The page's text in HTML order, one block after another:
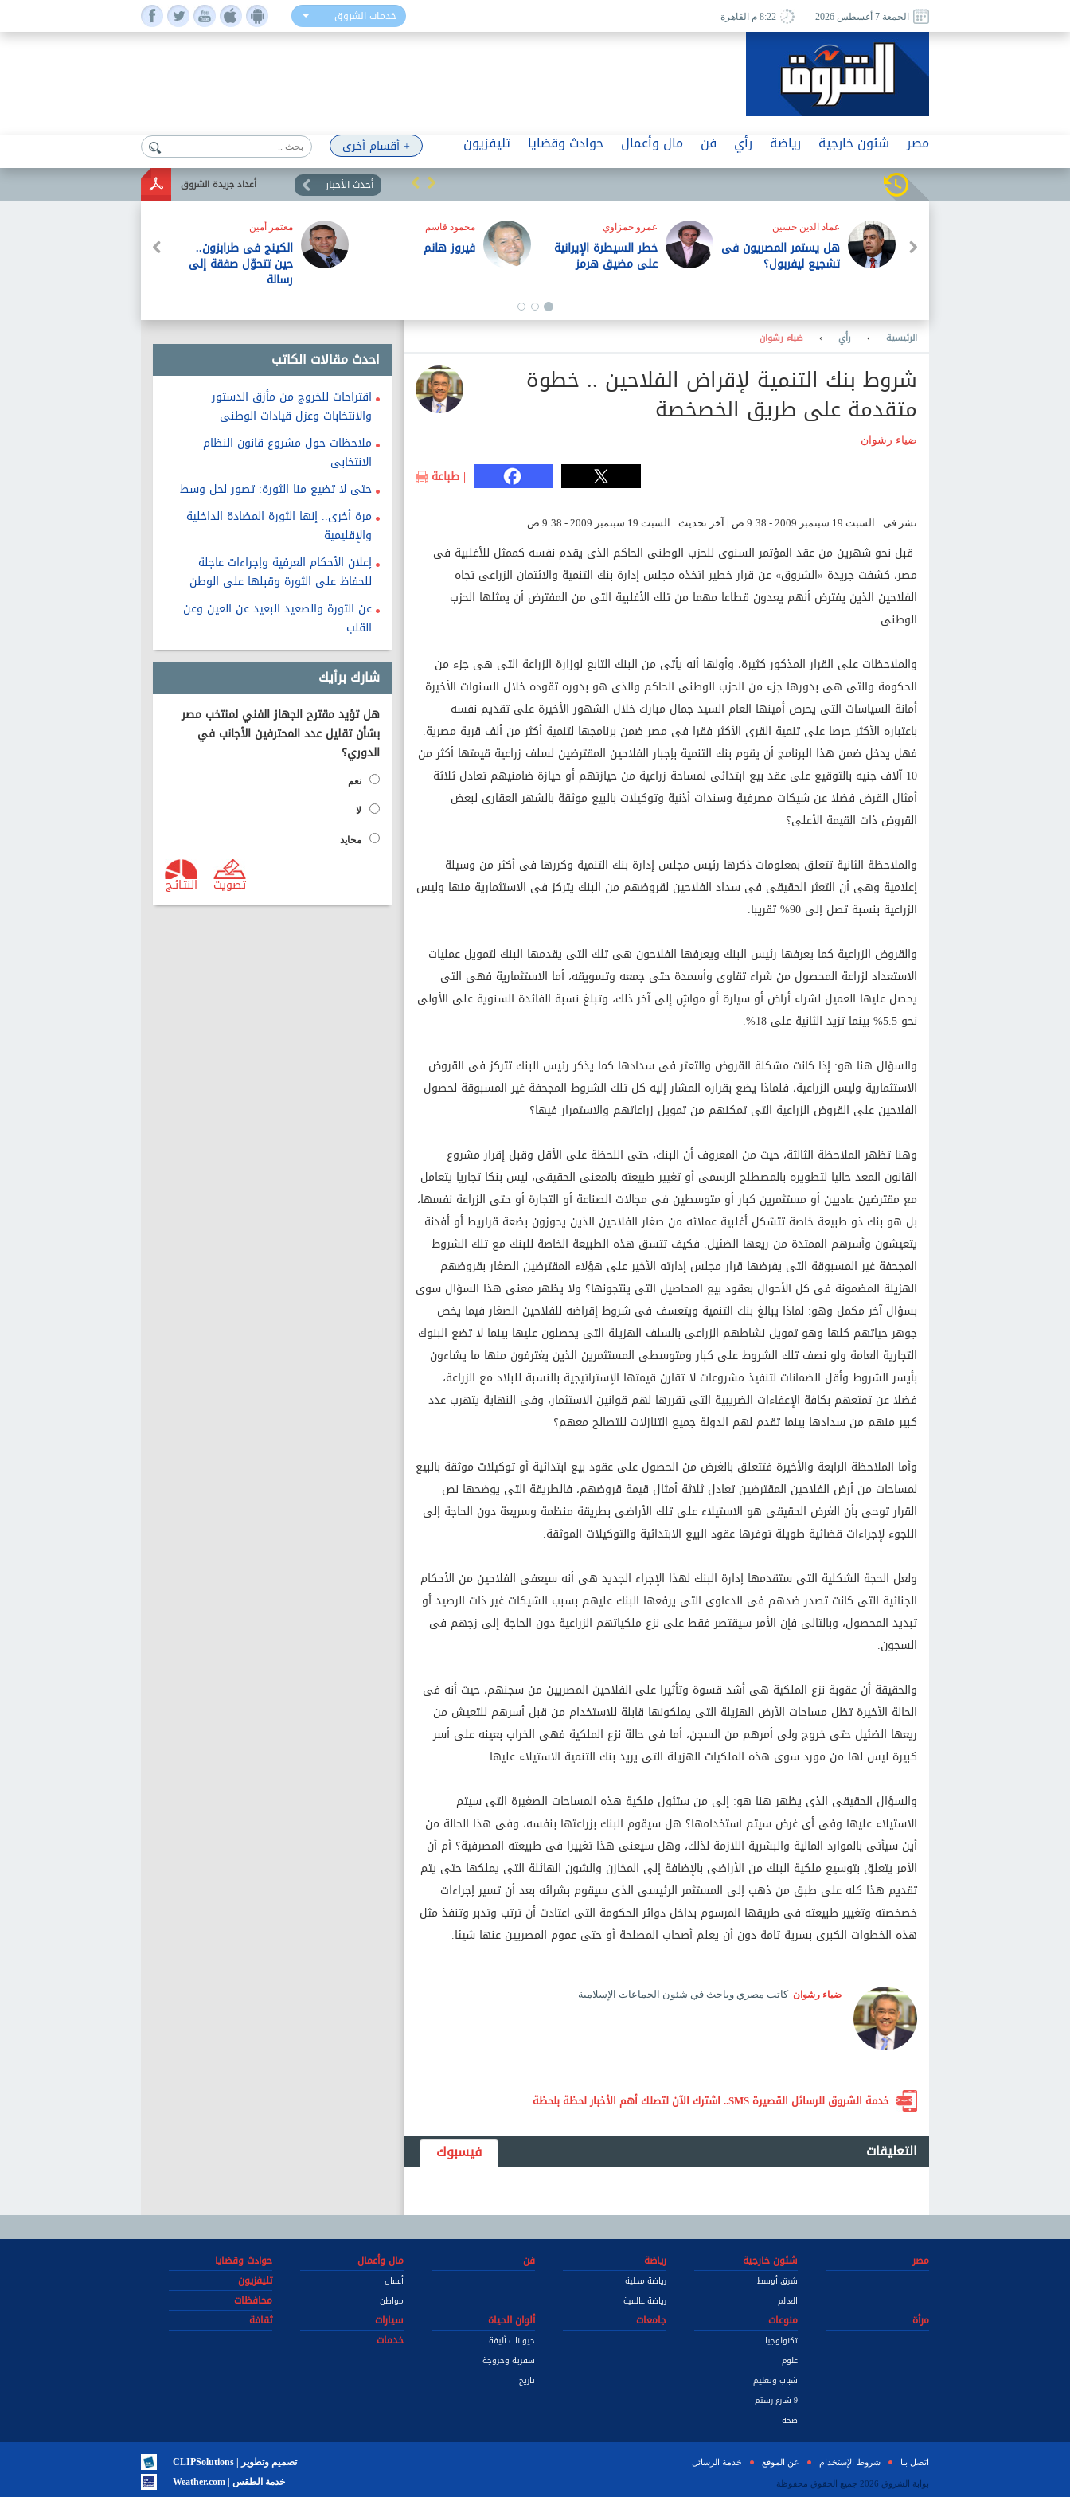
خدمات الشروق الجمعة 7 أغسطس 2026 8:22 م القاهرة
+ أقسام أخرى مصر شئون خارجية رياضة رأي فن مال وأعمال حوادث وقضايا تليفزيون
أعداد جريدة الشروق أحدث الأخبار
عماد الدين حسين
هل يستمر المصريون فى
تشجيع ليفربول؟
عمرو حمزاوي
خطر السيطرة الإيرانية
على مضيق هرمز
محمود قاسم
فيروز هانم
معتمر أمين
الكينج فى طرابزون..
حين تتحوّل صفقة إلى
رسالة
احدث مقالات الكاتب
اقتراحات للخروج من مأزق الدستور
والانتخابات وعزل قيادات الوطنى
ملاحظات حول مشروع قانون النظام
الانتخابى
حتى لا تضيع منا الثورة: تصور لحل وسط
مرة أخرى.. إنها الثورة المضادة الداخلية
والإقليمية
إعلان الأحكام العرفية وإجراءات عاجلة
للحفاظ على الثورة وقبلها على الوطن
عن الثورة والصعيد البعيد عن العين وعن
القلب
شارك برأيك
هل تؤيد مقترح الجهاز الفني لمنتخب مصر
بشأن تقليل عدد المحترفين الأجانب في
الدوري؟
نعم
لا
محايد
النتـائـج تصويت
الرئيسية › رأي › ضياء رشوان
شروط بنك التنمية لإقراض الفلاحين .. خطوة
متقدمة على طريق الخصخصة
ضياء رشوان
| طباعة
نشر فى : السبت 19 سبتمبر 2009 - 9:38 ص | آخر تحديث : السبت 19 سبتمبر 2009 - 9:38 ص
قبل نحو شهرين من عقد المؤتمر السنوى للحزب الوطنى الحاكم الذى يقدم نفسه كممثل للأغلبية فى
مصر، كشفت جريدة «الشروق» عن قرار خطير اتخذه مجلس إدارة بنك التنمية والائتمان الزراعى تجاه
الفلاحين الذين يفترض أنهم يعدون قطاعا مهما من تلك الأغلبية التى من المفترض أن يمثلها الحزب
الوطنى.
والملاحظات على القرار المذكور كثيرة، وأولها أنه يأتى من البنك التابع لوزارة الزراعة التى هى جزء من
الحكومة والتى هى بدورها جزء من الحزب الوطنى الحاكم والذى هو بدوره تقوده خلال السنوات الأخيرة
أمانة السياسات التى يحرص أمينها العام السيد جمال مبارك خلال الشهور الأخيرة على تقديم نفسه
باعتباره الأكثر حرصا على تنمية القرى الأكثر فقرا فى مصر ضمن برنامجها لتنمية أكثر من ألف قرية مصرية.
فهل يدخل ضمن هذا البرنامج أن يقوم بنك التنمية بإجبار الفلاحين المقترضين لسلف زراعية قيمتها أكثر من
10 آلاف جنيه بالتوقيع على عقد بيع ابتدائى لمساحة زراعية من حيازتهم أو حيازة ضامنيهم تعادل ثلاثة
أمثال القرض فضلا عن شيكات مصرفية وسندات أذنية وتوكيلات بالبيع موثقة بالشهر العقارى لبعض
القروض ذات القيمة الأعلى؟
والملاحظة الثانية تتعلق بمعلومات ذكرها رئيس مجلس إدارة بنك التنمية وكررها فى أكثر من وسيلة
إعلامية وهى أن التعثر الحقيقى فى سداد الفلاحين لقروضهم من البنك يتركز فى الاستثمارية منها وليس
الزراعية بنسبة تصل إلى 90% تقريبا.
والقروض الزراعية كما يعرفها رئيس البنك ويعرفها الفلاحون هى تلك التى يقدمها البنك لتمويل عمليات
الاستعداد لزراعة المحصول من شراء تقاوى وأسمدة حتى جمعه وتسويقه، أما الاستثمارية فهى التى
يحصل عليها العميل لشراء أراض أو سيارة أو مواشٍ إلى آخر ذلك، وتبلغ نسبة الفائدة السنوية على الأولى
نحو 5.5% بينما تزيد الثانية على 18%.
والسؤال هنا هو: إذا كانت مشكلة القروض والتعثر فى سدادها كما يذكر رئيس البنك تتركز فى القروض
الاستثمارية وليس الزراعية، فلماذا يضع بقراره المشار إليه كل تلك الشروط المجحفة غير المسبوقة لحصول
الفلاحين على القروض الزراعية التى تمكنهم من تمويل زراعاتهم والاستمرار فيها؟
وهنا تظهر الملاحظة الثالثة، حيث من المعروف أن البنك، حتى اللحظة على الأقل وقبل إقرار مشروع
القانون المعد حاليا لتطويره بالمصطلح الرسمى أو تغيير طبيعته بالمعنى الحقيقى، ليس بنكا تجاريا يتعامل
مع مقترضين عاديين أو مستثمرين كبار أو متوسطين فى مجالات الصناعة أو التجارة أو حتى الزراعة نفسها،
بل هو بنك ذو طبيعة خاصة تتشكل أغلبية عملائه من صغار الفلاحين الذين يحوزون بضعة قراريط أو أفدنة
يتعيشون وأسرهم الممتدة من ريعها الضئيل. فكيف تتسق هذه الطبيعة الخاصة للبنك مع تلك الشروط
المجحفة غير المسبوقة التى يفرضها قرار مجلس إدارته الأخير على هؤلاء المقترضين الصغار بقروضهم
الهزيلة المضمونة فى كل الأحوال بعقود بيع المحاصيل التى ينتجونها؟ ولا يظهر معنى هذا السؤال سوى
بسؤال آخر مكمل وهو: لماذا يبالغ بنك التنمية ويتعسف فى شروط إقراضه للفلاحين الصغار فيما يخص
جوهر حياتهم كلها وهو تمويل نشاطهم الزراعى بالسلف الهزيلة التى يحصلون عليها بينما لا تضع البنوك
التجارية العامة ولو نصف تلك الشروط على كبار ومتوسطى المستثمرين الذين يغترفون منها ما يشاءون
بأيسر الشروط وأقل الضمانات لتنفيذ مشروعات لا تقارن قيمتها الإستراتيجية بالنسبة للبلاد مع الزراعة،
فضلا عن تمتعهم بكافة الإعفاءات الضريبية التى تقررها لهم قوانين الاستثمار، وفى النهاية يتهرب عدد
كبير منهم من سدادها بينما تقدم لهم الدولة جميع التنازلات للتصالح معهم؟
وأما الملاحظة الرابعة والأخيرة فتتعلق بالغرض من الحصول على عقود بيع ابتدائية أو توكيلات موثقة بالبيع
لمساحات من أرض الفلاحين المقترضين تعادل ثلاثة أمثال قيمة قروضهم، فالطريقة التى يوضحها نص
القرار توحى بأن الغرض الحقيقى هو الاستيلاء على تلك الأراضى بطريقة منظمة وسريعة دون الحاجة إلى
اللجوء لإجراءات قضائية طويلة توفرها عقود البيع الابتدائية والتوكيلات الموثقة.
ولعل الحجة الشكلية التى ستقدمها إدارة البنك لهذا الإجراء الجديد هى أنه سيعفى الفلاحين من الأحكام
الجنائية التى كانت تصدر ضدهم فى الدعاوى التى يرفعها البنك عليهم بسبب الشيكات غير ذات الرصيد أو
تبديد المحصول، وبالتالى فإن الأمر سيقتصر فقط على نزع ملكياتهم الزراعية دون الحاجة إلى زجهم فى
السجون.
والحقيقة أن عقوبة نزع الملكية هى أشد قسوة وتأثيرا على الفلاحين المصريين من سجنهم، حيث أنه فى
الحالة الأخيرة تظل مساحات الأرض الهزيلة التى يملكونها قابلة للاستخدام من قبل أسرهم للتعيش من
ريعها الضئيل حتى خروج ولى أمرهم من السجن، أما فى حالة نزع الملكية فهى الخراب بعينه على أسر
كبيرة ليس لها من مورد سوى هذه الملكيات الهزيلة التى يريد بنك التنمية الاستيلاء عليها.
والسؤال الحقيقى الذى يظهر هنا هو: إلى من ستئول ملكية هذه المساحات الصغيرة التى سيتم
الاستيلاء عليها وفى أى غرض سيتم استخدامها؟ هل سيقوم البنك بزراعتها بنفسه، وفى هذا الحالة من
أين سيأتى بالموارد المالية والبشرية اللازمة لذلك، وهل سيعنى هذا تغييرا فى طبيعته المصرفية؟ أم أن
الأمر يتعلق بتوسيع ملكية البنك من الأراضى بالإضافة إلى المخازن والشون الهائلة التى يملكها حتى يتم
تقديم هذا كله على طبق من ذهب إلى المستثمر الرئيسى الذى سيقوم بشرائه بعد أن تسير إجراءات
خصخصته وتغيير طبيعته فى طريقها المرسوم بداخل دوائر الحكومة التى اعتادت أن ترتب وتدبر وتنفذ مثل
هذه الخطوات الكبرى بسرية تامة دون أن يعلم أصحاب المصلحة أو حتى عموم المصريين عنها شيئا.
ضياء رشوان كاتب مصري وباحث في شئون الجماعات الإسلامية
خدمة الشروق للرسائل القصيرة SMS.. اشترك الآن لتصلك أهم الأخبار لحظة بلحظة
التعليقات فيسبوك
مصر شئون خارجية
شرق أوسط
العالم
رياضة
رياضة محلية
رياضة عالمية
فن مال وأعمال
أعمال
مواطن
حوادث وقضايا
تليفزيون
محافظات
مرأة
منوعات
تكنولوجيا
علوم
شباب وتعليم
9 شارع رستم
صحة
جامعات ألوان الحياة
حيوانات أليفة
سفرية وخروجة
تاريخ
سيارات
ثقافة
خدمات
اتصل بنا شروط الإستخدام عن الموقع خدمة الرسائل
بوابة الشروق 2026 جميع الحقوق محفوظة
تصميم وتطوير | CLIPSolutions
خدمة الطقس | Weather.com